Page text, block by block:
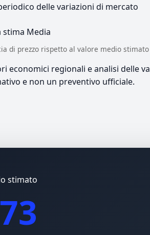
delle variazioni di mercato
stima Media
di prezzo rispetto al valore medio
regionali e analisi delle
e non un preventivo ufficiale.
stimato